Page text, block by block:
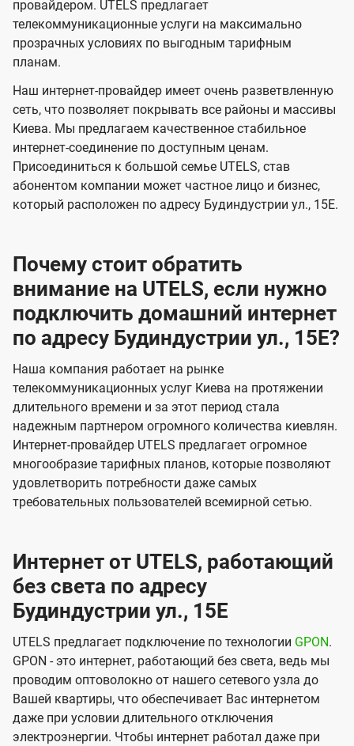
s
и
д
е
н
и
я
д
е
и
я
провайдером. UTELS предлагает
телекоммуникационные услуги на максимально
прозрачных условиях по выгодным тарифным
планам.
Наш интернет-провайдер имеет очень разветвленную
сеть, что позволяет покрывать все районы и массивы
Киева. Мы предлагаем качественное стабильное
интернет-соединение по доступным ценам.
Присоединиться к большой семье UTELS, став
абонентом компании может частное лицо и бизнес,
который расположен по адресу Будиндустрии ул., 15Е.
Почему стоит обратить
внимание на UTELS, если нужно
подключить домашний интернет
по адресу Будиндустрии ул., 15Е?
Наша компания работает на рынке
телекоммуникационных услуг Киева на протяжении
длительного времени и за этот период стала
надежным партнером огромного количества киевлян.
Интернет-провайдер UTELS предлагает огромное
многообразие тарифных планов, которые позволяют
удовлетворить потребности даже самых
требовательных пользователей всемирной сетью.
Интернет от UTELS, работающий
без света по адресу
Будиндустрии ул., 15Е
UTELS предлагает подключение по технологии GPON.
GPON - это интернет, работающий без света, ведь мы
проводим оптоволокно от нашего сетевого узла до
Вашей квартиры, что обеспечивает Вас интернетом
даже при условии длительного отключения
электроэнергии. Чтобы интернет работал даже при